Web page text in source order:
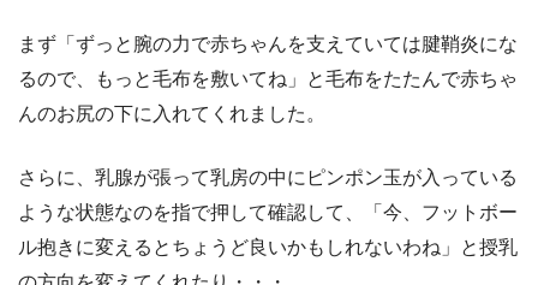
まず「ずっと腕の力で赤ちゃんを支えていては腱鞘炎にな
るので、もっと毛布を敷いてね」と毛布をたたんで赤ちゃ
んのお尻の下に入れてくれました。
さらに、乳腺が張って乳房の中にピンポン玉が入っている
ような状態なのを指で押して確認して、「今、フットボー
ル抱きに変えるとちょうど良いかもしれないわね」と授乳